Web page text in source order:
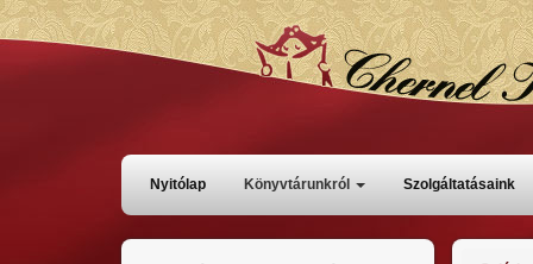
Ugrás
Főmenü
Nyitólap Könyvtárunkról Szolgáltatásaink